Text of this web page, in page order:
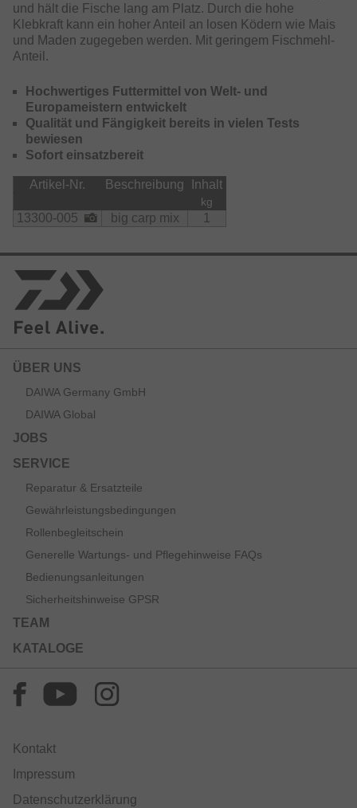
und hält die Fische lang am Platz. Durch die hohe
Klebkraft kann ein hoher Anteil an losen Ködern wie Mais
und Maden zugegeben werden. Mit geringem Fischmehl-
Anteil.
Hochwertiges Futtermittel von Welt- und
Europameistern entwickelt
Qualität und Fängigkeit bereits in vielen Tests
bewiesen
Sofort einsatzbereit
Artikel-Nr. Beschreibung Inhalt
kg
13300-005 big carp mix 1
ÜBER UNS
DAIWA Germany GmbH
DAIWA Global
JOBS
SERVICE
Reparatur & Ersatzteile
Gewährleistungsbedingungen
Rollenbegleitschein
Generelle Wartungs- und Pflegehinweise FAQs
Bedienungsanleitungen
Sicherheitshinweise GPSR
TEAM
KATALOGE
Kontakt
Impressum
Datenschutzerklärung